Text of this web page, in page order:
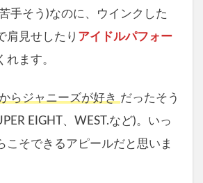
手そう)なのに、ウインクした
肩見せしたり アイドルパフォー
れます。
らジャニーズが好き だったそう
EIGHT、WEST.など)。いっ
こそできるアピールだと思いま